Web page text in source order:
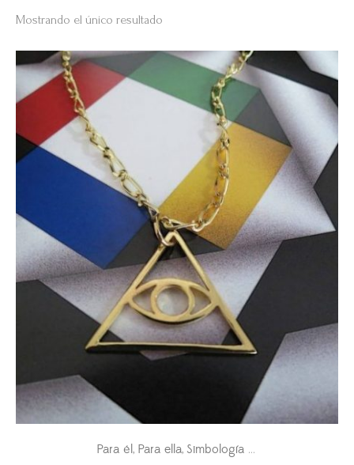
Mostrando el único resultado
Para él, Para ella, Simbología Del Alma